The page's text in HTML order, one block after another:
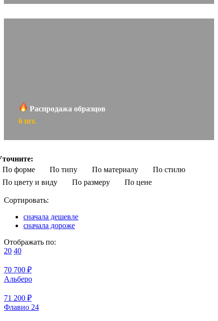
Распродажа образцов
6 шт.
По форме
По типу По материалу
По стилю
По цвету и виду
По размеру По цене
Сортировать:
сначала дешевле
сначала дороже
Отображать по:
20 40
70 700 ₽
Альберо
71 200 ₽
Флавио 24